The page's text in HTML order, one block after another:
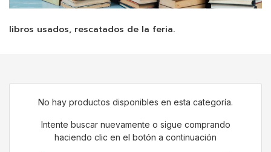
libros usados, rescatados de la feria.
No hay productos disponibles en esta categoría.
Intente buscar nuevamente o sigue comprando
haciendo clic en el botón a continuación